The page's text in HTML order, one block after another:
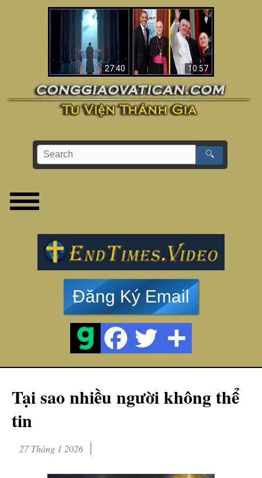
27:40
Về việc Phanxicô qua
đời, việc đánh mất
đức tin & bức tranh
lớn hơn
10:57
Viganò nói Phanxicô
là một “Giáo hoàng
không Công giáo”
(Phân tích)
🔍
Đăng Ký Email
Tại sao nhiều người không thể
tin
27 Tháng 1 2026